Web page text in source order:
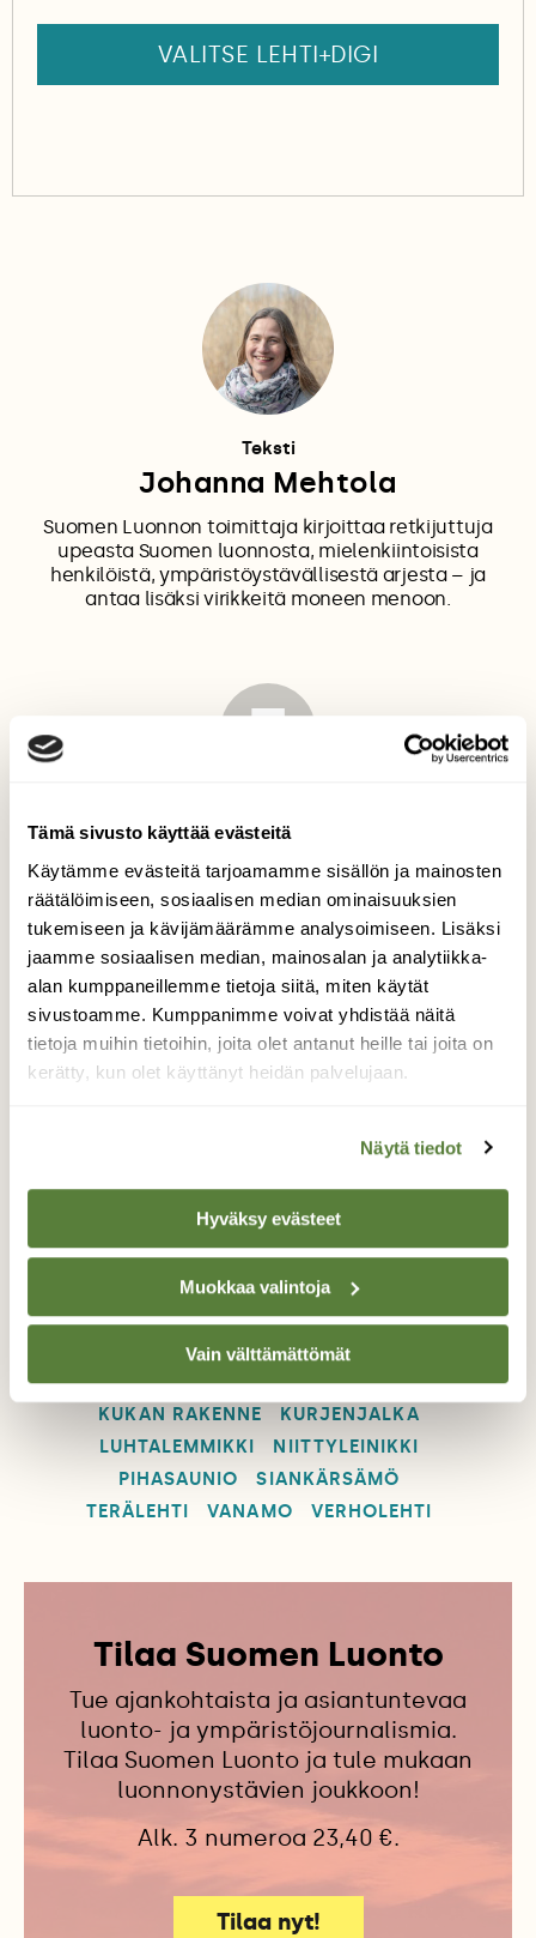
Tämä sivusto käyttää evästeitä
Käytämme evästeitä tarjoamamme sisällön ja mainosten
räätälöimiseen, sosiaalisen median ominaisuuksien
tukemiseen ja kävijämäärämme analysoimiseen. Lisäksi
jaamme sosiaalisen median, mainosalan ja analytiikka-
alan kumppaneillemme tietoja siitä, miten käytät
sivustoamme. Kumppanimme voivat yhdistää näitä
tietoja muihin tietoihin, joita olet antanut heille tai joita on
kerätty, kun olet käyttänyt heidän palvelujaan.
Näytä tiedot
Hyväksy evästeet
Muokkaa valintoja
Vain välttämättömät
VALITSE LEHTI+DIGI
Teksti
Johanna Mehtola
Suomen Luonnon toimittaja kirjoittaa retkijuttuja
upeasta Suomen luonnosta, mielenkiintoisista
henkilöistä, ympäristöystävällisestä arjesta – ja
antaa lisäksi virikkeitä moneen menoon.
T
Taru Rantala
Marika Eerola
Suomen Luonnon AD vastaa lehden ulkoasusta ja
visuaalisuudesta. Marika tykkää mökkeilystä ja
mustikoiden keräämisestä.
HIIRENVIRNA HORSMA
KASVITIEDE
KESÄN KUKKALOISTO
KOIRANPUTKI
KUKAN RAKENNE
KURJENJALKA
LUHTALEMMIKKI
NIITTYLEINIKKI
PIHASAUNIO
SIANKÄRSÄMÖ
TERÄLEHTI
VANAMO VERHOLEHTI
Tilaa Suomen Luonto
Tue ajankohtaista ja asiantuntevaa
luonto- ja ympäristöjournalismia.
Tilaa Suomen Luonto ja tule mukaan
luonnonystävien joukkoon!
Alk. 3 numeroa 23,40 €.
Tilaa nyt!